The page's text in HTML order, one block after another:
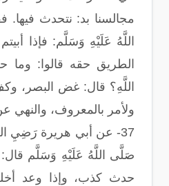
مجالسنا بد: نتحدث
اللَّهُ عَلَيْهِ وَسَلَّم: فإذا
الطريق حقه قالوا:
اللَّهِ؟ قال: غض البصر،
ولأمر بالمعروف، والنهي
37- عن أبي هريرة رَضِيِ
صَلَّى اللَّهُ عَلَيْهِ وَسَلَّم قال:
حدث كذب، وإذا وعد